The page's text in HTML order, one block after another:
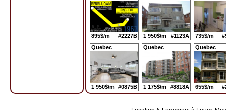
895$/m #2227B 1 950$/m #1123A 735$/m
Quebec
1 950$/m #0875B
Quebec
1 175$/m #8818A
Quebec
655$/m